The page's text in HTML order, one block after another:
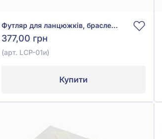
Футляр для ланцюжків, браслетів і годинників, арт. LCP-01и
377,00 грн
(арт. LCP-01и)
Купити